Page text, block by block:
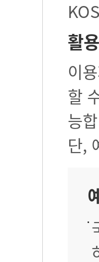
활
이
할
능
단,